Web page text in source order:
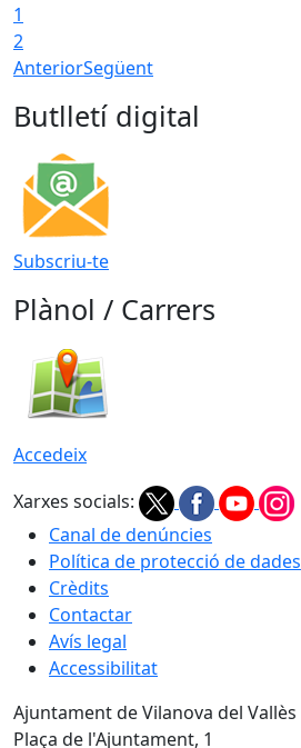
1
2
AnteriorSegüent
Butlletí digital
Subscriu-te
Plànol / Carrers
Accedeix
Xarxes socials:
Canal de denúncies
Política de protecció de dades
Crèdits
Contactar
Avís legal
Accessibilitat
Ajuntament de Vilanova del Vallès
Plaça de l'Ajuntament, 1